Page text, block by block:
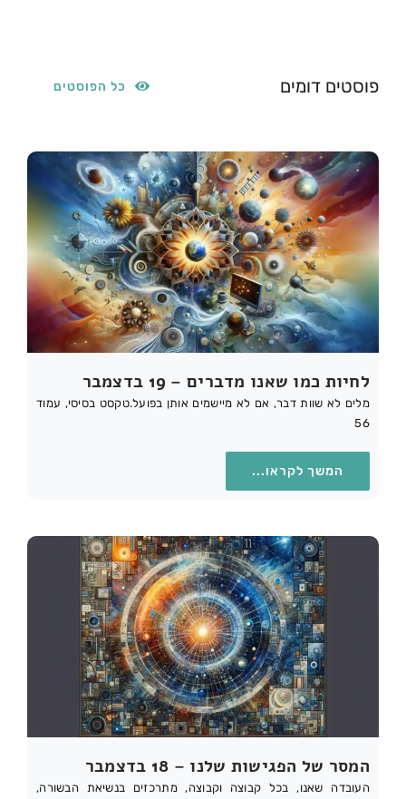
פוסטים דומים כל הפוסטים
לחיות כמו שאנו מדברים – 19 בדצמבר
מלים לא שוות דבר, אם לא מיישמים אותן בפועל.טקסט בסיסי, עמוד
56
המשך לקראו...
המסר של הפגישות שלנו – 18 בדצמבר
העובדה שאנו, בכל קבוצה וקבוצה, מתרכזים בנשיאת הבשורה,